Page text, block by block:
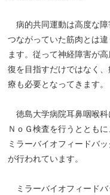
病的共同運動は高度な障
つながっていた筋肉とは
ます。従って神経障害が
復を目指すだけではなく
療も必要となってきます。
徳島大学病院耳鼻咽喉科
ＮｏＧ検査を行うととも
ミラーバイオフィードバ
が行われています。
ミラーバイオフィードバ